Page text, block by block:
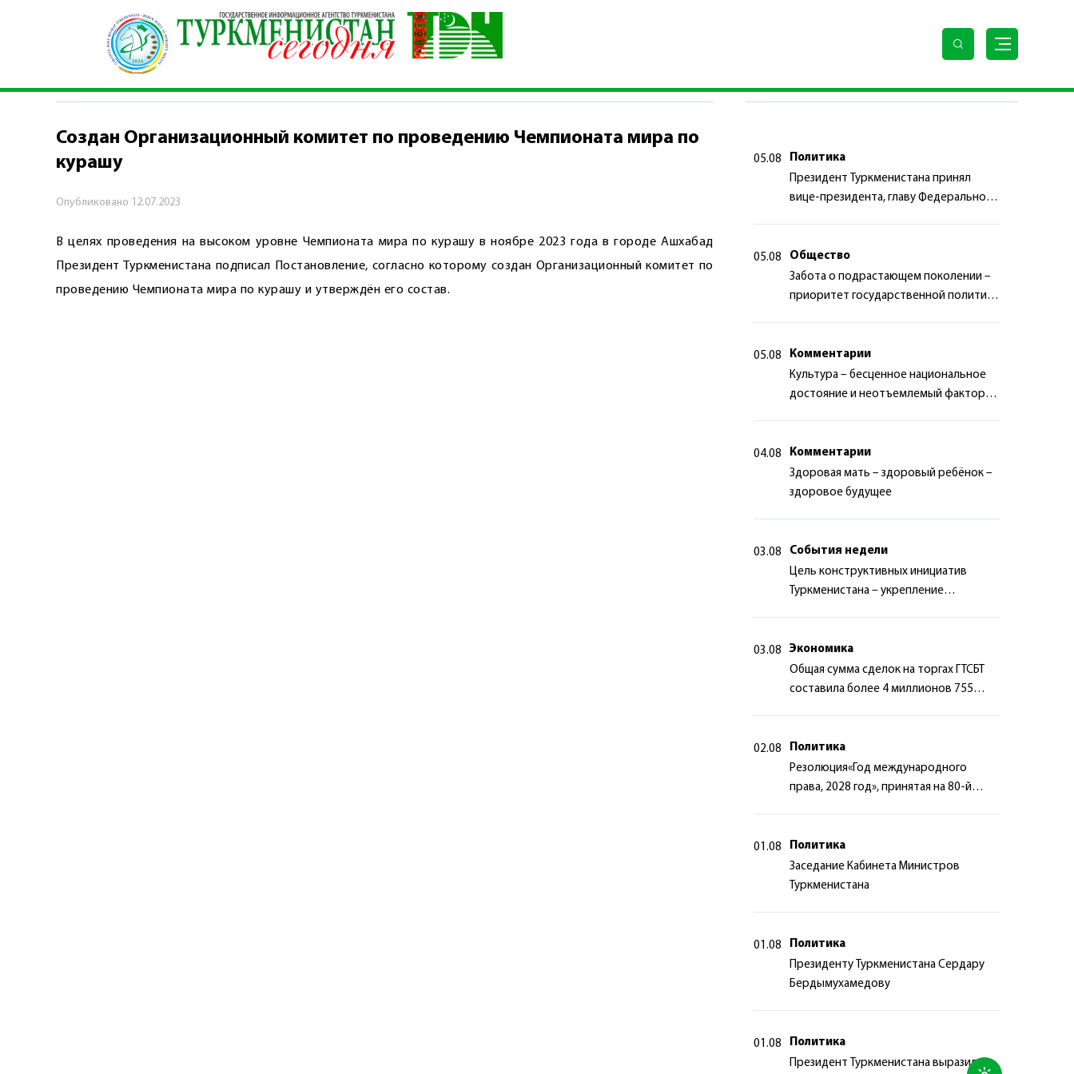
\ Хроника \ Создан Организационный комитет по проведению Чемпионата мира по курашу
ХРОНИКА
Создан Организационный комитет по проведению Чемпионата мира по
курашу
Опубликовано 12.07.2023
В целях проведения на высоком уровне Чемпионата мира по курашу в ноябре 2023 года в городе Ашхабад
Президент Туркменистана подписал Постановление, согласно которому создан Организационный комитет по
проведению Чемпионата мира по курашу и утверждён его состав.
05.08
Политика
Президент Туркменистана принял
вице-президента, главу Федерального
05.08
Общество
Забота о подрастающем поколении –
приоритет государственной политики
05.08
Комментарии
Культура – бесценное национальное
достояние и неотъемлемый фактор
04.08
Комментарии
Здоровая мать – здоровый ребёнок –
здоровое будущее
03.08
События недели
Цель конструктивных инициатив
Туркменистана – укрепление
03.08
Экономика
Общая сумма сделок на торгах ГТСБТ
составила более 4 миллионов 755
02.08
Политика
Резолюция«Год международного
права, 2028 год», принятая на 80-й
01.08
Политика
Заседание Кабинета Министров
Туркменистана
01.08
Политика
Президенту Туркменистана Сердару
Бердымухамедову
01.08
Политика
Президент Туркменистана выразил